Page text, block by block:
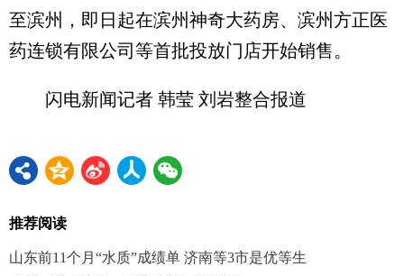
至滨州，即日起在滨州神奇大药房、滨州方正医
药连锁有限公司等首批投放门店开始销售。
闪电新闻记者 韩莹 刘岩整合报道
推荐阅读
山东前11个月“水质”成绩单 济南等3市是优等生